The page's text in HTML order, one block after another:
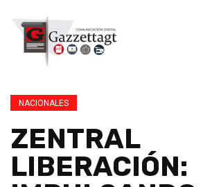
NACIONALES
ZENTRAL
LIBERACIÓN: